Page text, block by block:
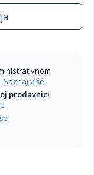
Saznaj više
prodavnici